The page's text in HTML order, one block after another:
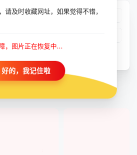
集 第03集 第04集
请及时收藏网址，如果觉得不错，
，图片正在恢复中...
好的，我记住啦